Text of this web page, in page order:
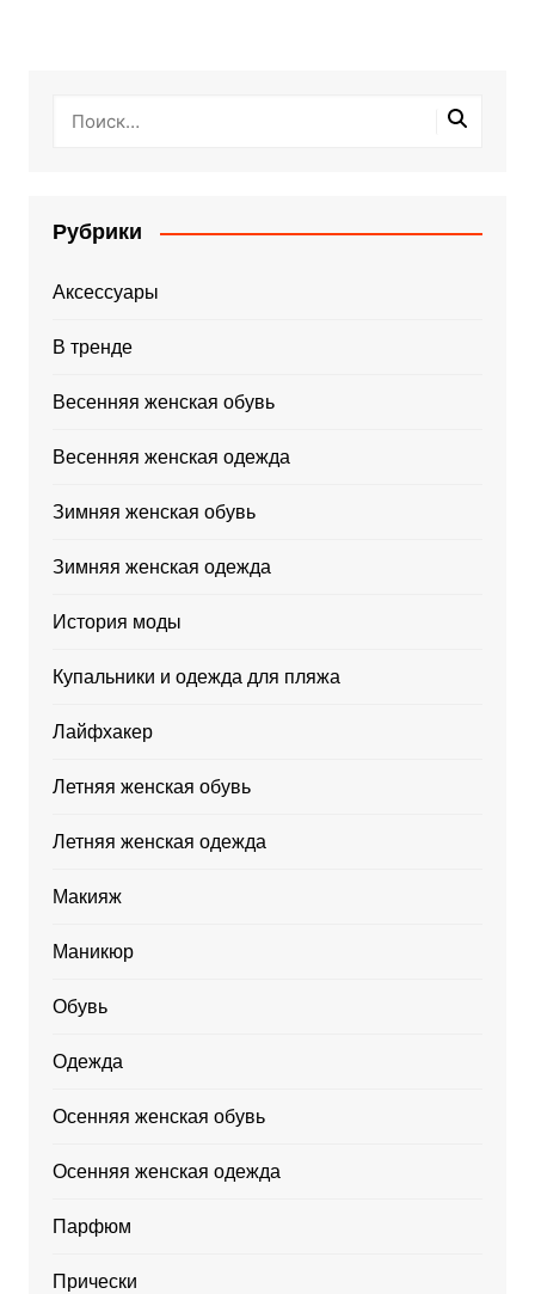
Рубрики
Аксессуары
В тренде
Весенняя женская обувь
Весенняя женская одежда
Зимняя женская обувь
Зимняя женская одежда
История моды
Купальники и одежда для пляжа
Лайфхакер
Летняя женская обувь
Летняя женская одежда
Макияж
Маникюр
Обувь
Одежда
Осенняя женская обувь
Осенняя женская одежда
Парфюм
Прически